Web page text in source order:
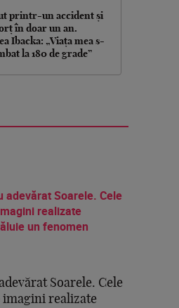
printr-un accident și
în doar un an.
Ibacka: „Viața mea s-
la 180 de grade”
Soarele. Cele
imagini realizate